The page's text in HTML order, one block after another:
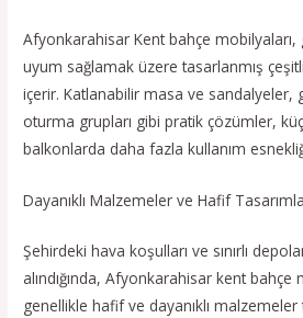
Afyonkarahisar Kent bahçe mobilyaları,
uyum sağlamak üzere tasarlanmış
içerir. Katlanabilir masa ve sandalyeler,
oturma grupları gibi pratik çözümler,
balkonlarda daha fazla kullanım
Dayanıklı Malzemeler ve Hafif
Şehirdeki hava koşulları ve sınırlı
alındığında, Afyonkarahisar kent bahçe
genellikle hafif ve dayanıklı